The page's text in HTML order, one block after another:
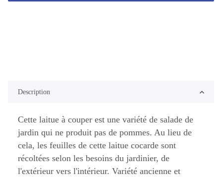
Description
Cette laitue à couper est une variété de salade de
jardin qui ne produit pas de pommes. Au lieu de
cela, les feuilles de cette laitue cocarde sont
récoltées selon les besoins du jardinier, de
l'extérieur vers l'intérieur. Variété ancienne et